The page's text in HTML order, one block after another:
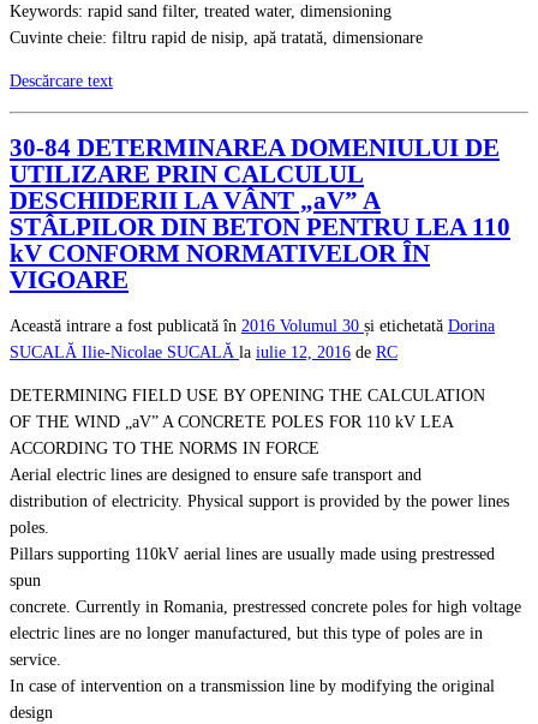
Keywords: rapid sand filter, treated water, dimensioning
Cuvinte cheie: filtru rapid de nisip, apă tratată, dimensionare
Descărcare text
30-84 DETERMINAREA DOMENIULUI DE
UTILIZARE PRIN CALCULUL
DESCHIDERII LA VÂNT „aV” A
STÂLPILOR DIN BETON PENTRU LEA 110
kV CONFORM NORMATIVELOR ȊN
VIGOARE
Această intrare a fost publicată în 2016 Volumul 30 și etichetată Dorina
SUCALĂ Ilie-Nicolae SUCALĂ la iulie 12, 2016 de RC
DETERMINING FIELD USE BY OPENING THE CALCULATION
OF THE WIND „aV” A CONCRETE POLES FOR 110 kV LEA
ACCORDING TO THE NORMS IN FORCE
Aerial electric lines are designed to ensure safe transport and
distribution of electricity. Physical support is provided by the power lines
poles.
Pillars supporting 110kV aerial lines are usually made using prestressed
spun
concrete. Currently in Romania, prestressed concrete poles for high voltage
electric lines are no longer manufactured, but this type of poles are in
service.
In case of intervention on a transmission line by modifying the original
design